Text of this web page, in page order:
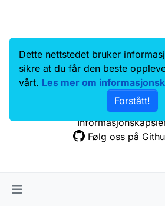
Data.norge.no
Samtykke og
Personvernerklæring
Følg oss på
Dette nettstedet bruker
sikre at du får den beste
vårt. Les mer om
Forstått!